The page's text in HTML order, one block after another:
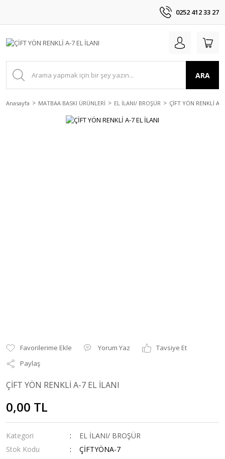
0252 412 33 27
ARA
Anasayfa MATBAA BASKI ÜRÜNLERİ EL İLANI/ BROŞÜR ÇİFT YÖN RENKLİ A-
Yorum Yaz
Tavsiye Et
Paylaş
ÇİFT YÖN RENKLİ A-7 EL İLANI
0,00 TL
Kategori
EL İLANI/ BROŞÜR
Stok Kodu
ÇİFTYÖNA-7